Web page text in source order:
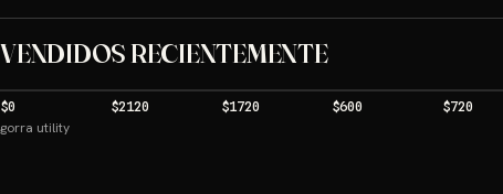
VENDIDOS RECIENTEMENTE
$0
gorra utility
$2120 $1720 $600 $720